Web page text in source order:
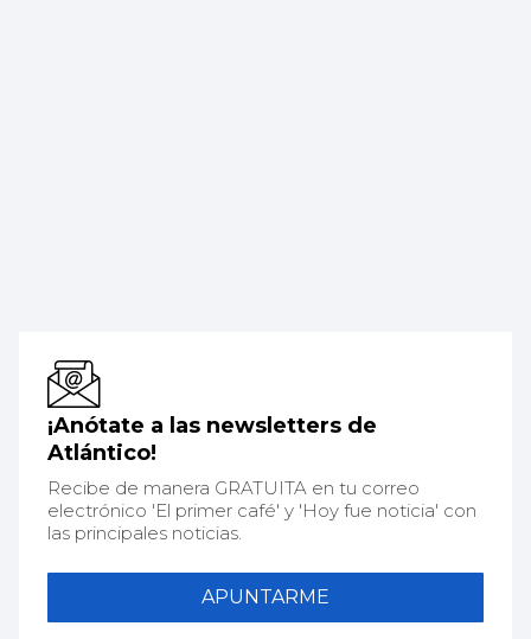
¡Anótate a las newsletters de
Atlántico!
Recibe de manera GRATUITA en tu correo
electrónico 'El primer café' y 'Hoy fue noticia' con
las principales noticias.
APUNTARME